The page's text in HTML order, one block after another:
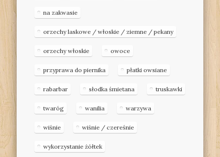
na zakwasie
orzechy laskowe / włoskie / ziemne / pekany
orzechy włoskie owoce
przyprawa do piernika płatki owsiane
rabarbar słodka śmietana truskawki
twaróg wanilia warzywa
wiśnie wiśnie / czereśnie
wykorzystanie żółtek